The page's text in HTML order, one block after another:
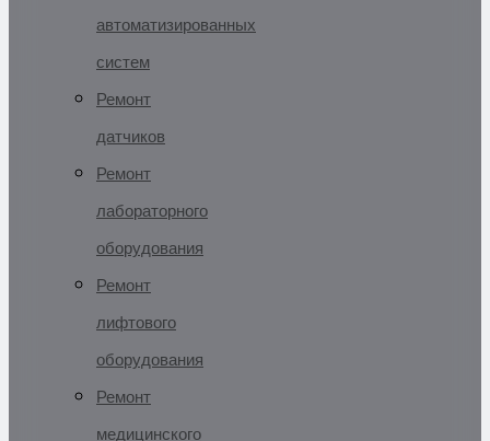
автоматизированных
систем
Ремонт
датчиков
Ремонт
лабораторного
оборудования
Ремонт
лифтового
оборудования
Ремонт
медицинского